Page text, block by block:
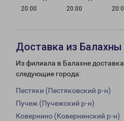
20:00
20:00
Доставка из
Из филиала в Балахне
следующие города:
Пестяки (Пестяковский р-н)
Пучеж (Пучежский р-н)
Ковернино (Ковернинский р-н)